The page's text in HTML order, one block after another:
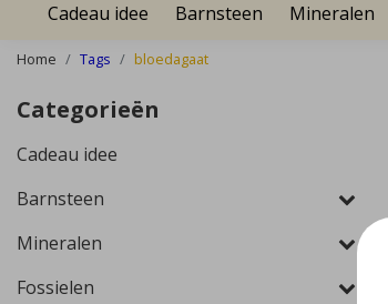
Cadeau idee Barnsteen Mineralen
Home Tags bloedagaat
Categorieën
Cadeau idee
Barnsteen
Mineralen
Fossielen